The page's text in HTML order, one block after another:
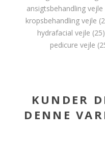
ansigtsbehandling vejle
kropsbehandling vejle
hydrafacial vejle (25)
pedicure vejle
KUNDER
DENNE